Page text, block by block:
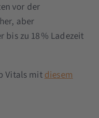
vor der
aber
zu 18 % Ladezeit
Vitals mitdiesem